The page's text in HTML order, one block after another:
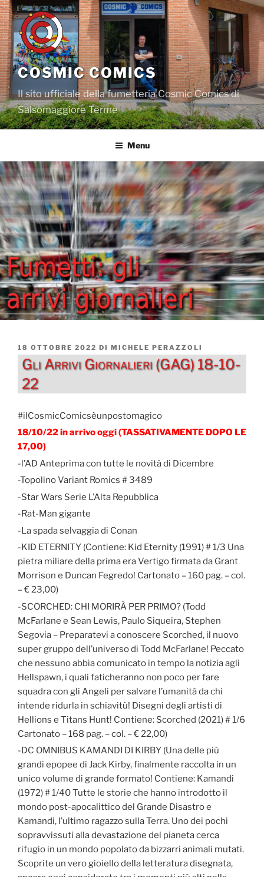
Salta
al
contenuto
COSMIC COMICS
Il sito ufficiale della fumetteria Cosmic Comics di
Salsomaggiore Terme
Menu
PUBBLICATO
IL
18 OTTOBRE 2022 DI MICHELE PERAZZOLI
Gli Arrivi Giornalieri (GAG) 18-10-
22
#ilCosmicComicsèunpostomagico
18/10/22 in arrivo oggi (TASSATIVAMENTE DOPO LE
17,00)
-l’AD Anteprima con tutte le novità di Dicembre
-Topolino Variant Romics # 3489
-Star Wars Serie L’Alta Repubblica
-Rat-Man gigante
-La spada selvaggia di Conan
-KID ETERNITY (Contiene: Kid Eternity (1991) # 1/3 Una
pietra miliare della prima era Vertigo firmata da Grant
Morrison e Duncan Fegredo! Cartonato – 160 pag. – col.
– € 23,00)
-SCORCHED: CHI MORIRÀ PER PRIMO? (Todd
McFarlane e Sean Lewis, Paulo Siqueira, Stephen
Segovia – Preparatevi a conoscere Scorched, il nuovo
super gruppo dell’universo di Todd McFarlane! Peccato
che nessuno abbia comunicato in tempo la notizia agli
Hellspawn, i quali faticheranno non poco per fare
squadra con gli Angeli per salvare l’umanità da chi
intende ridurla in schiavitù! Disegni degli artisti di
Hellions e Titans Hunt! Contiene: Scorched (2021) # 1/6
Cartonato – 168 pag. – col. – € 22,00)
-DC OMNIBUS KAMANDI DI KIRBY (Una delle più
grandi epopee di Jack Kirby, finalmente raccolta in un
unico volume di grande formato! Contiene: Kamandi
(1972) # 1/40 Tutte le storie che hanno introdotto il
mondo post-apocalittico del Grande Disastro e
Kamandi, l’ultimo ragazzo sulla Terra. Uno dei pochi
sopravvissuti alla devastazione del pianeta cerca
rifugio in un mondo popolato da bizzarri animali mutati.
Scoprite un vero gioiello della letteratura disegnata,